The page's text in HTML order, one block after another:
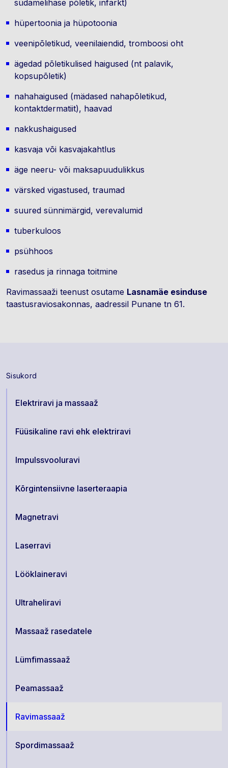
Sisukord
Elektriravi ja massaaž
Füüsikaline ravi ehk elektriravi
Impulssvooluravi
Kõrgintensiivne laserteraapia
Magnetravi
Laserravi
Lööklaineravi
Ultraheliravi
Massaaž rasedatele
Lümfimassaaž
Peamassaaž
Ravimassaaž
Spordimassaaž
südamelihase põletik, infarkt)
hüpertoonia ja hüpotoonia
veenipõletikud, veenilaiendid, tromboosi oht
ägedad põletikulised haigused (nt palavik,
kopsupõletik)
nahahaigused (mädased nahapõletikud,
kontaktdermatiit), haavad
nakkushaigused
kasvaja või kasvajakahtlus
äge neeru- või maksapuudulikkus
värsked vigastused, traumad
suured sünnimärgid, verevalumid
tuberkuloos
psühhoos
rasedus ja rinnaga toitmine
Ravimassaaži teenust osutame Lasnamäe esinduse
taastusraviosakonnas, aadressil Punane tn 61.